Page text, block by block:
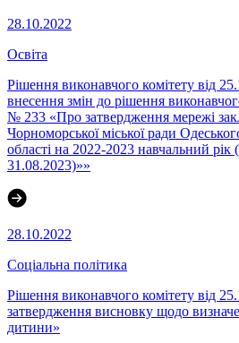
28.10.2022
Освіта
Рішення виконавчого комітету від
внесення змін до рішення
№ 233 «Про затвердження мережі
Чорноморської міської ради
області на 2022-2023 навчальний рік
31.08.2023)»»
28.10.2022
Соціальна політика
Рішення виконавчого комітету від
затвердження висновку щодо
дитини»